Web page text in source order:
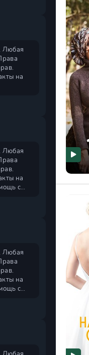
Любая
на
Любая
на
с
Любая
на
с